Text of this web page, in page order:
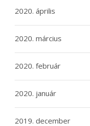
2020. április
2020. március
2020. február
2020. január
2019. december